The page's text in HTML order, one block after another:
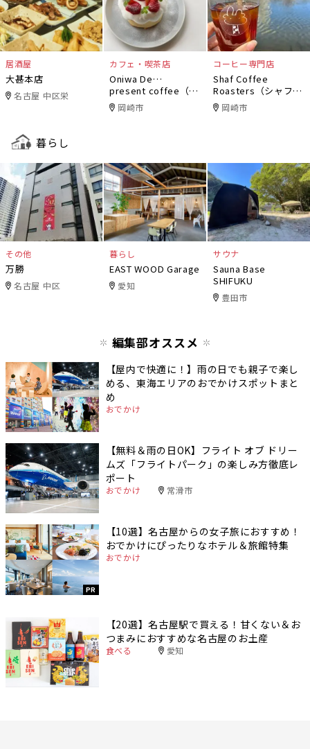
居酒屋
大甚本店
名古屋 中区栄
カフェ・喫茶店
Oniwa De…
present coffee（オ
ニワデ）
岡崎市
コーヒー専門店
Shaf Coffee
Roasters（シャフコ
ーヒーロースター
ズ）
岡崎市
暮らし
その他
万勝
名古屋 中区
暮らし
EAST WOOD Garage
愛知
サウナ
Sauna Base
SHIFUKU
豊田市
編集部オススメ
【屋内で快適に！】雨の日でも親子で楽し
める、東海エリアのおでかけスポットまと
め
おでかけ
【無料＆雨の日OK】フライト オブ ドリー
ムズ「フライトパーク」の楽しみ方徹底レ
ポート
おでかけ 常滑市
PR
【10選】名古屋からの女子旅におすすめ！
おでかけにぴったりなホテル＆旅館特集
おでかけ
【20選】名古屋駅で買える！甘くない＆お
つまみにおすすめな名古屋のお土産
食べる 愛知